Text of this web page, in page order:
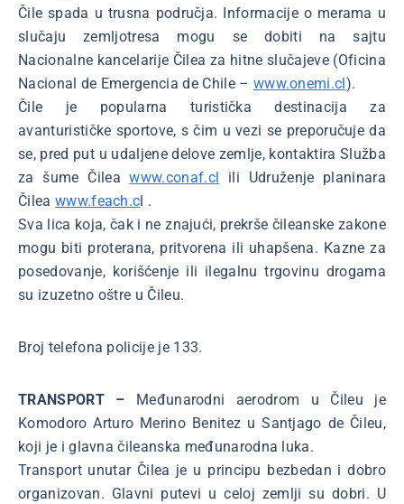
Čile spada u trusna područja. Informacije o merama u
slučaju zemljotresa mogu se dobiti na sajtu
Nacionalne kancelarije Čilea za hitne slučajeve (Oficina
Nacional de Emergencia de Chile – www.onemi.cl ).
Čile je popularna turistička destinacija za
avanturističke sportove, s čim u vezi se preporučuje da
se, pred put u udaljene delove zemlje, kontaktira Služba
za šume Čileawww.conaf.cl
ili Udruženje planinara
Čilea www.feach.c l .
Sva lica koja, čak i ne znajući, prekrše čileanske zakone
mogu biti proterana, pritvorena ili uhapšena. Kazne za
posedovanje, korišćenje ili ilegalnu trgovinu drogama
su izuzetno oštre u Čileu.
Broj telefona policije je 133.
TRANSPORT – Međunarodni aerodrom u Čileu je
Komodoro Arturo Merino Benitez u Santjago de Čileu,
koji je i glavna čileanska međunarodna luka.
Transport unutar Čilea je u principu bezbedan i dobro
organizovan. Glavni putevi u celoj zemlji su dobri. U